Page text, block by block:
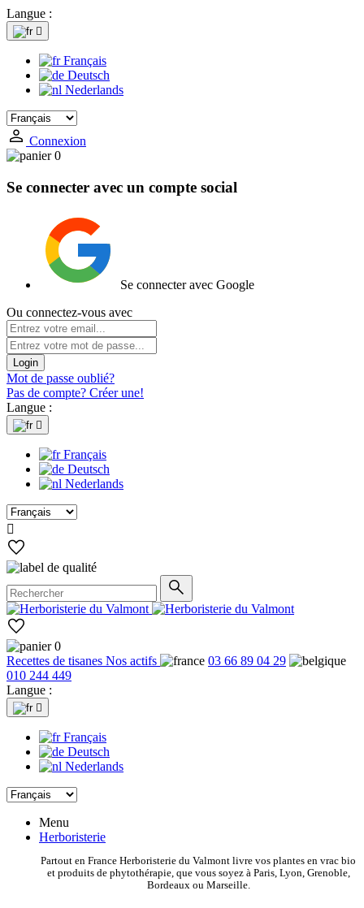
Langue :

Français
Deutsch
Nederlands
Connexion
0
Se connecter avec un compte social
Se connecter avec Google
Ou connectez-vous avec
Login
Mot de passe oublié?
Pas de compte? Créer une!
Langue :

Français
Deutsch
Nederlands

0
Recettes de tisanes Nos actifs
03 66 89 04 29
010 244 449
Langue :

Français
Deutsch
Nederlands
Menu
Herboristerie
Partout en France Herboristerie du Valmont livre vos plantes en vrac bio
et produits de phytothérapie, que vous soyez à Paris, Lyon, Grenoble,
Bordeaux ou Marseille.